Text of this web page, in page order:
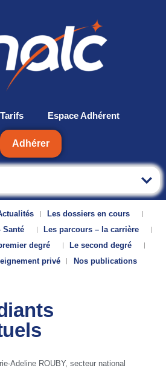
Tarifs Espace Adhérent
Adhérer
Les dossiers en cours
Santé
Les parcours – la carrière
degré
Le second degré
privé Nos publications
Adeline ROUBY, secteur national